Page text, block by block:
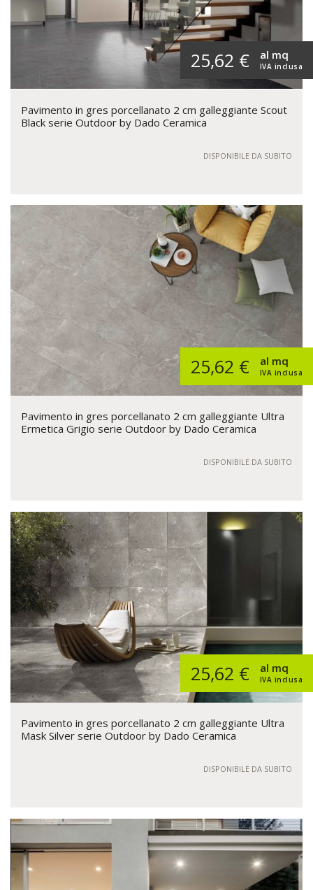
25,62 € IVA inclusa
al mq
Pavimento in gres porcellanato 2 cm galleggiante Scout
Black serie Outdoor by Dado Ceramica
DISPONIBILE DA SUBITO
25,62 € IVA inclusa
al mq
Pavimento in gres porcellanato 2 cm galleggiante Ultra
Ermetica Grigio serie Outdoor by Dado Ceramica
DISPONIBILE DA SUBITO
25,62 € IVA inclusa
al mq
Pavimento in gres porcellanato 2 cm galleggiante Ultra
Mask Silver serie Outdoor by Dado Ceramica
DISPONIBILE DA SUBITO